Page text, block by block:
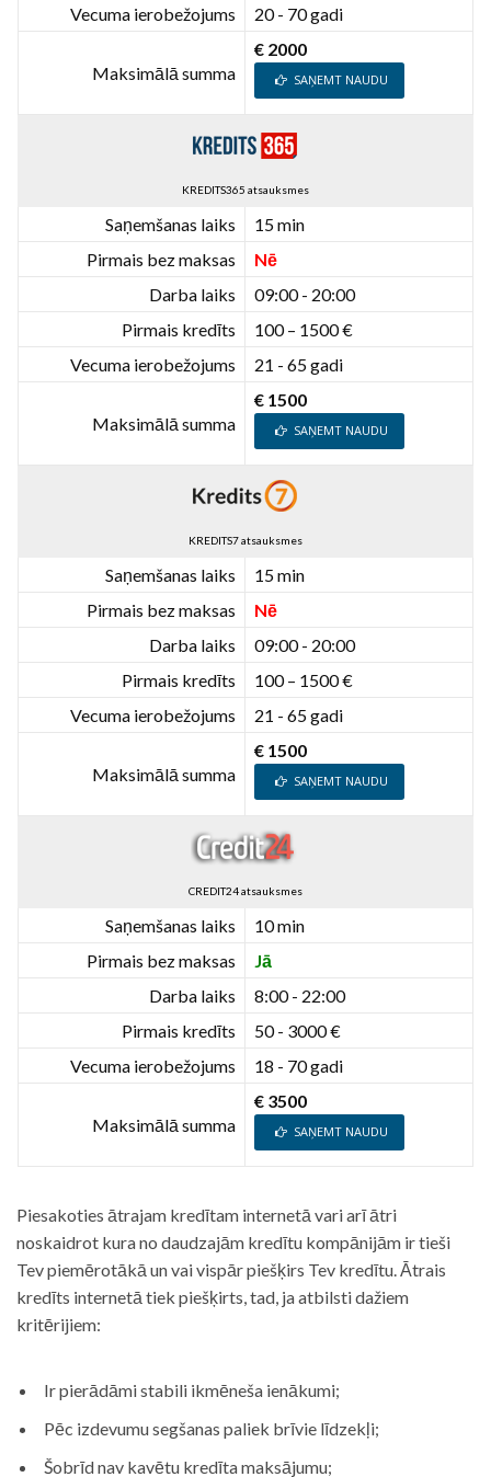
Vecuma ierobežojums
20 - 70 gadi
Maksimālā summa
€ 2000
SAŅEMT NAUDU
KREDITS365 atsauksmes
Saņemšanas laiks
15 min
Pirmais bez maksas
Nē
Darba laiks
09:00 - 20:00
Pirmais kredīts
100 – 1500 €
Vecuma ierobežojums
21 - 65 gadi
Maksimālā summa
€ 1500
SAŅEMT NAUDU
KREDITS7 atsauksmes
Saņemšanas laiks
15 min
Pirmais bez maksas
Nē
Darba laiks
09:00 - 20:00
Pirmais kredīts
100 – 1500 €
Vecuma ierobežojums
21 - 65 gadi
Maksimālā summa
€ 1500
SAŅEMT NAUDU
CREDIT24 atsauksmes
Saņemšanas laiks
10 min
Pirmais bez maksas
Jā
Darba laiks
8:00 - 22:00
Pirmais kredīts
50 - 3000 €
Vecuma ierobežojums
18 - 70 gadi
Maksimālā summa
€ 3500
SAŅEMT NAUDU
Piesakoties ātrajam kredītam internetā vari arī ātri
noskaidrot kura no daudzajām kredītu kompānijām ir tieši
Tev piemērotākā un vai vispār piešķirs Tev kredītu. Ātrais
kredīts internetā tiek piešķirts, tad, ja atbilsti dažiem
kritērijiem:
Ir pierādāmi stabili ikmēneša ienākumi;
Pēc izdevumu segšanas paliek brīvie līdzekļi;
Šobrīd nav kavētu kredīta maksājumu;